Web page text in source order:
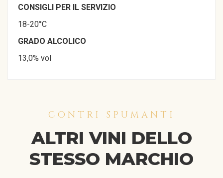
CONSIGLI PER IL SERVIZIO
18-20°C
GRADO ALCOLICO
13,0% vol
CONTRI SPUMANTI
ALTRI VINI DELLO
STESSO MARCHIO